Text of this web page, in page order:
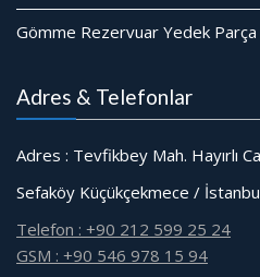
Gömme Rezervuar Yedek Parça
Adres & Telefonlar
Adres : Tevfikbey Mah. Hayırlı
Sefaköy Küçükçekmece /
Telefon : +90 212 599 25 24
GSM : +90 546 978 15 94